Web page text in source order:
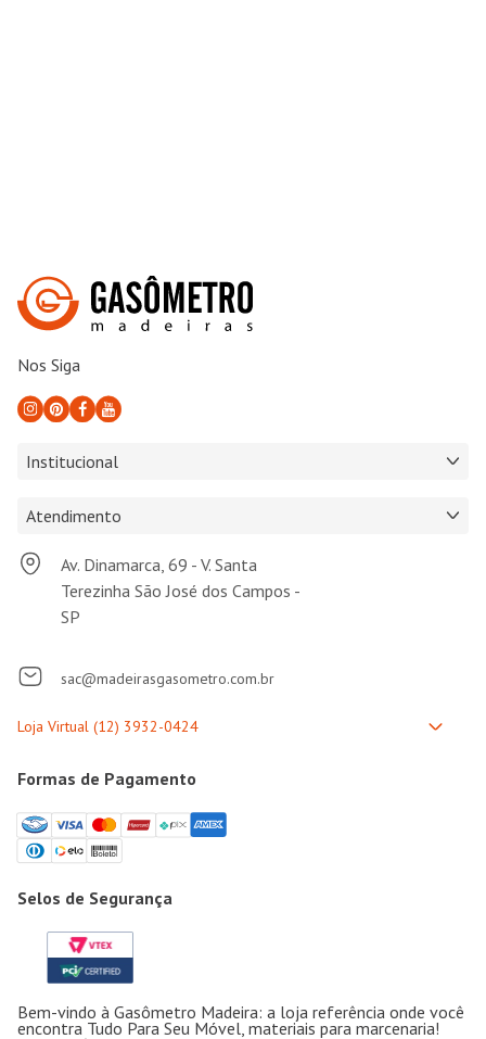
Nos Siga
Institucional
Atendimento
Av. Dinamarca, 69 - V. Santa
Terezinha São José dos Campos -
SP
sac@madeirasgasometro.com.br
Formas de Pagamento
Selos de Segurança
Bem-vindo à Gasômetro Madeira: a loja referência onde você
encontra Tudo Para Seu Móvel, materiais para marcenaria!